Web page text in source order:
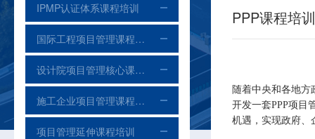
IPMP认证体系课程培训
国际工程项目管理课程培训
设计院项目管理核心课程培训
施工企业项目管理课程培训
项目管理延伸课程培训
PPP课程培训
随着中央和各地方
开发一套PPP项目
机遇，实现政府、